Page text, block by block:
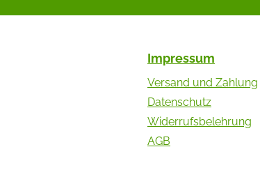
Impressum
Versand und Zahlung
Datenschutz
Widerrufsbelehrung
AGB